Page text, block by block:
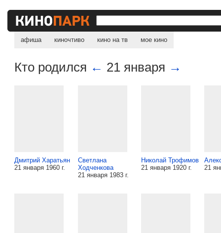
афиша киночтиво кино на тв мое кино
Кто родился ← 21 января →
Дмитрий Харатьян
21 января 1960 г.
Светлана
Ходченкова
21 января 1983 г.
Николай Трофимов
21 января 1920 г.
21